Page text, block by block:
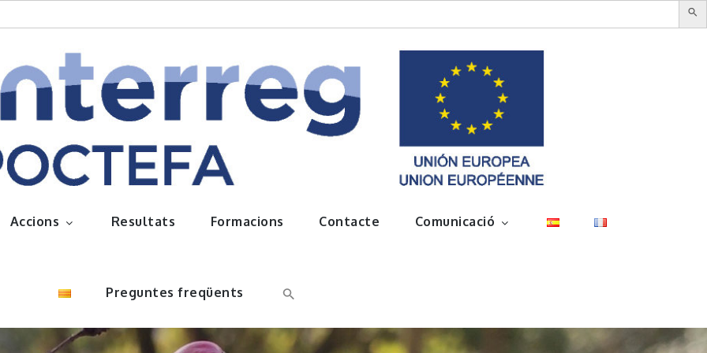
Accions Resultats Formacions Contacte Comunicació
Preguntes freqüents